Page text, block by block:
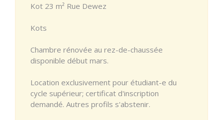
Kot 23 m² Rue Dewez
Kots
Chambre rénovée au rez-de-chaussée
disponible début mars.
Location exclusivement pour étudiant-e du
cycle supérieur; certificat d'inscription
demandé. Autres profils s'abstenir.